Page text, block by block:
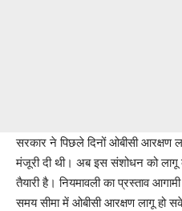
सरकार ने पिछले दिनों ओबीसी
मंजूरी दी थी। अब इस संशोधन को
तैयारी है। नियमावली का प्रस्ताव
समय सीमा में ओबीसी आरक्षण लागू हो